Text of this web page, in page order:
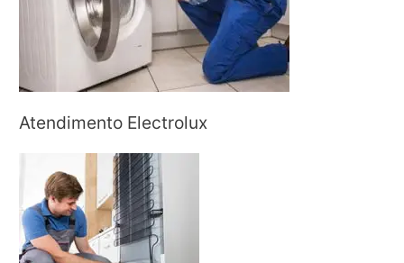
Atendimento Electrolux